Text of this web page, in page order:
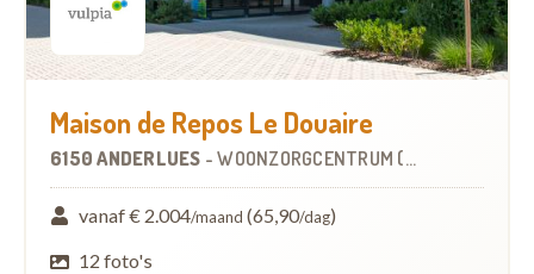
Maison de Repos Le Douaire
6150 ANDERLUES -WOONZORGCENTRUM (WZC)
vanaf € 2.004/maand (65,90/dag)
12 foto's